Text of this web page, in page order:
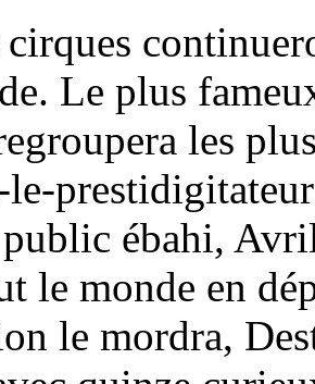
Le plus
les
ébahi,
le monde en
le mordra,